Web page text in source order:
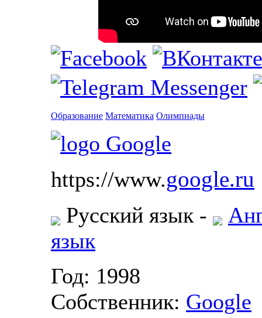
Образование Математика Олимпиады
https://www.google.ru
Русский язык -
язык
Год: 1998
Собственник: Google